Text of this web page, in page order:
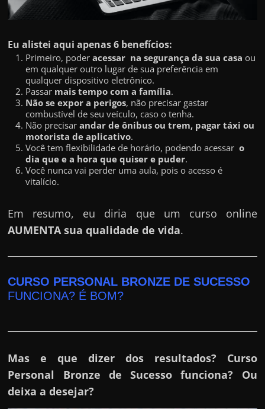
s
u
i
n
e
i
r
i
n
t
Eu alistei aqui apenas 6 benefícios:
Primeiro, poderacessar na segurança da sua casa ou
em qualquer outro lugar de sua preferência em
qualquer dispositivo eletrônico.
Passar mais tempo com a família.
Não se expor a perigos, não precisar gastar
combustível de seu veículo, caso o tenha.
Não precisarandar de ônibus ou trem, pagar táxi ou
motorista de aplicativo.
Você tem flexibilidade de horário, podendo acessar o
dia que e a hora que quiser e puder.
Você nunca vai perder uma aula, pois o acesso é
vitalício.
Em resumo, eu diria que um curso online
AUMENTA sua qualidade de vida.
CURSO PERSONAL BRONZE DE SUCESSO
FUNCIONA? É BOM?
Mas e que dizer dos resultados? Curso
Personal Bronze de Sucesso funciona? Ou
deixa a desejar?